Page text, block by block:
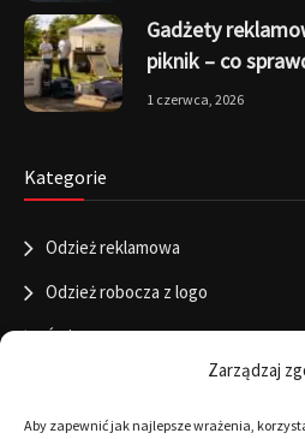
Zarządzaj
Aby zapewnić jak najlepsze wrażenia,
Gadżety
piknik – co
1 czerwca, 2026
Kategorie
Odzież reklamowa
Odzież robocza z logo
Święta
Informacje